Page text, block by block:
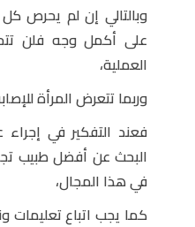
وبالتالي إن لم يحرص
على أكمل وجه فلن
العملية،
وربما تتعرض المرأة
فعند التفكير في
البحث عن أفضل طبيب
في هذا المجال،
كما يجب اتباع تعليمات